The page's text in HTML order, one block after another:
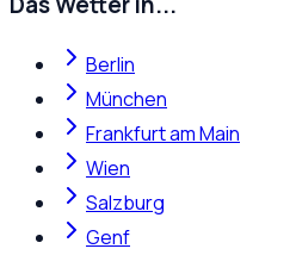
Berlin
München
Frankfurt am Main
Wien
Salzburg
Genf